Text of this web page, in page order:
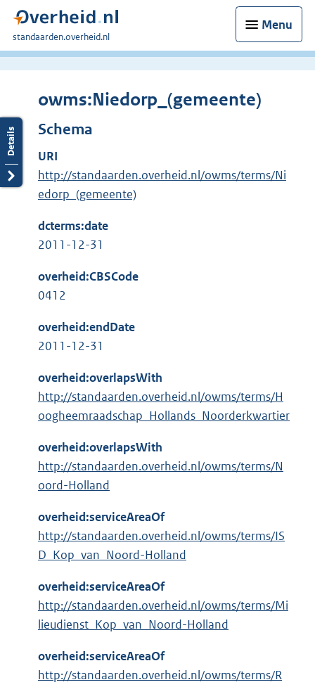
Menu
U
bent
standaarden.overheid.nl
owms:Niedorp_(gemeente)
Schema
URI
http://standaarden.overheid.nl/owms/terms/Ni
edorp_(gemeente)
dcterms:date
2011-12-31
overheid:CBSCode
0412
overheid:endDate
2011-12-31
overheid:overlapsWith
http://standaarden.overheid.nl/owms/terms/H
oogheemraadschap_Hollands_Noorderkwartier
overheid:overlapsWith
http://standaarden.overheid.nl/owms/terms/N
oord-Holland
overheid:serviceAreaOf
http://standaarden.overheid.nl/owms/terms/IS
D_Kop_van_Noord-Holland
overheid:serviceAreaOf
http://standaarden.overheid.nl/owms/terms/Mi
lieudienst_Kop_van_Noord-Holland
overheid:serviceAreaOf
http://standaarden.overheid.nl/owms/terms/R